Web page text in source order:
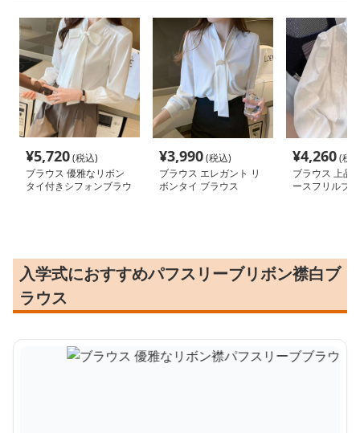
¥5,720(税込)
ブラウス 優雅なリボン
タイ付きシフォンブラウ
¥3,990(税込)
ブラウス エレガント リ
ボンタイ ブラウス
¥4,260(税
ブラウス 上品
ースフリルブ
入学式におすすめパフスリーブリボン襟白ブ
ラウス